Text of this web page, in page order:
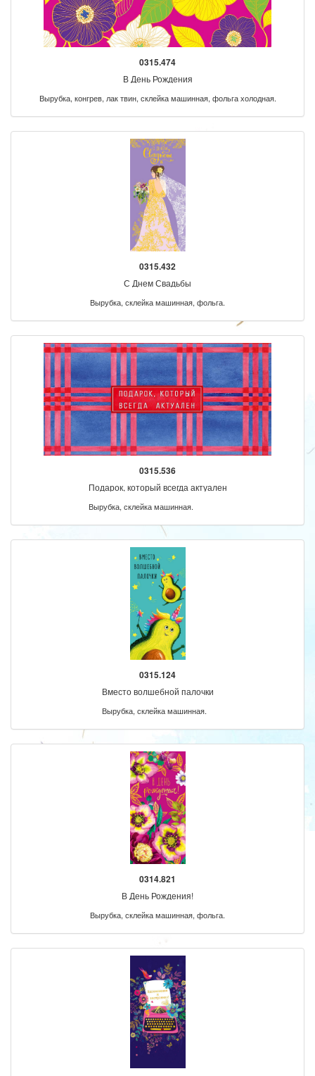
0315.474
В День Рождения
Вырубка, конгрев, лак твин, склейка машинная, фольга холодная.
0315.432
С Днем Свадьбы
Вырубка, склейка машинная, фольга.
0315.536
Подарок, который всегда актуален
Вырубка, склейка машинная.
0315.124
Вместо волшебной палочки
Вырубка, склейка машинная.
0314.821
В День Рождения!
Вырубка, склейка машинная, фольга.